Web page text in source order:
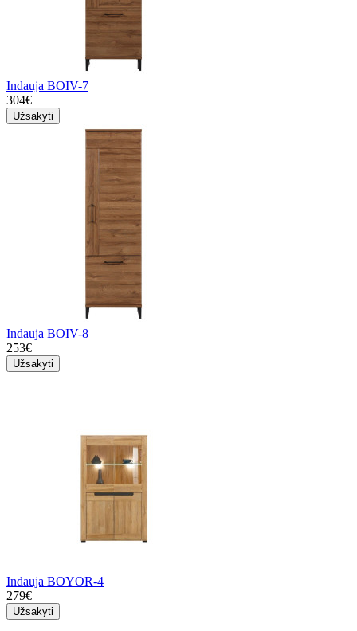
Indauja BOIV-7
304€
Užsakyti
Indauja BOIV-8
253€
Užsakyti
Indauja BOYOR-4
279€
Užsakyti